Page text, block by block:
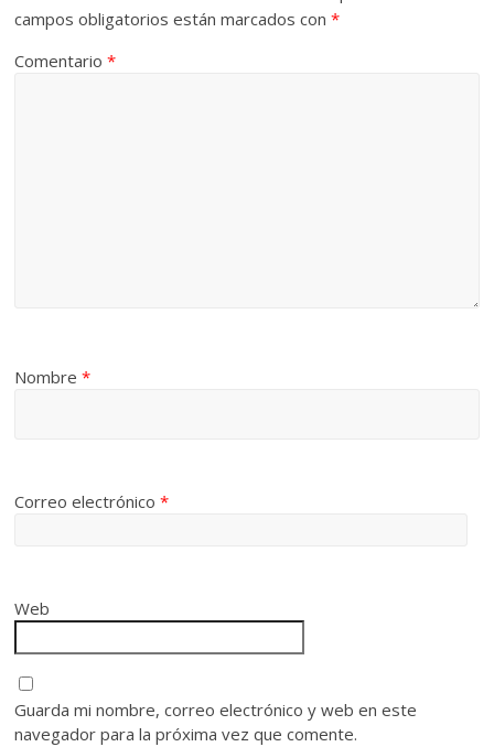
campos obligatorios están marcados con*
Comentario*
Nombre*
Correo electrónico*
Web
Guarda mi nombre, correo electrónico y web en este
navegador para la próxima vez que comente.